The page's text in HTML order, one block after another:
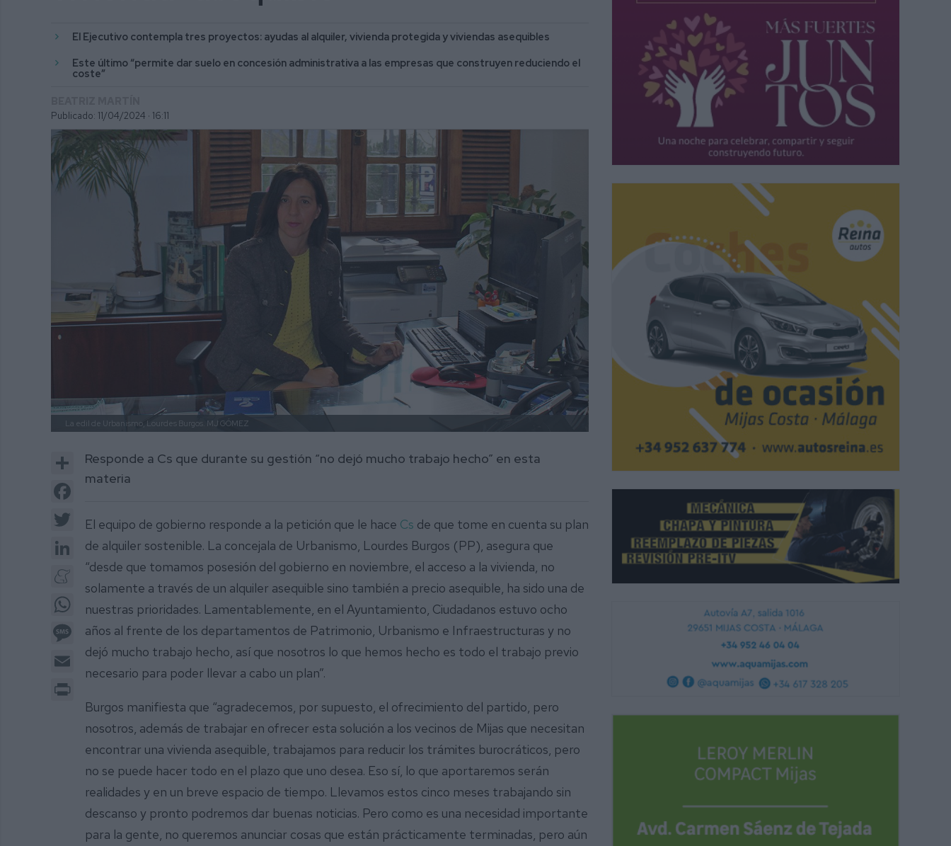
El Ejecutivo contempla tres proyectos: ayudas al alquiler, vivienda protegida y viviendas asequibles
Este último “permite dar suelo en concesión administrativa a las empresas que construyen reduciendo el
coste”
Publicado: 11/04/2024 · 16:11
La edil de Urbanismo, Lourdes Burgos. MJ GÓMEZ
Share
Facebook
LinkedIn
Meneame
Message
Email
Responde a Cs que durante su gestión “no dejó mucho trabajo hecho” en esta
materia
El equipo de gobierno responde a la petición que le hace Cs de que tome en cuenta su plan
de alquiler sostenible. La concejala de Urbanismo, Lourdes Burgos (PP), asegura que
“desde que tomamos posesión del gobierno en noviembre, el acceso a la vivienda, no
solamente a través de un alquiler asequible sino también a precio asequible, ha sido una de
nuestras prioridades. Lamentablemente, en el Ayuntamiento, Ciudadanos estuvo ocho
años al frente de los departamentos de Patrimonio, Urbanismo e Infraestructuras y no
dejó mucho trabajo hecho, así que nosotros lo que hemos hecho es todo el trabajo previo
necesario para poder llevar a cabo un plan”.
Burgos manifiesta que “agradecemos, por supuesto, el ofrecimiento del partido, pero
nosotros, además de trabajar en ofrecer esta solución a los vecinos de Mijas que necesitan
encontrar una vivienda asequible, trabajamos para reducir los trámites burocráticos, pero
no se puede hacer todo en el plazo que uno desea. Eso sí, lo que aportaremos serán
realidades y en un breve espacio de tiempo. Llevamos estos cinco meses trabajando sin
descanso y pronto podremos dar buenas noticias. Pero como es una necesidad importante
para la gente, no queremos anunciar cosas que están prácticamente terminadas, pero aún